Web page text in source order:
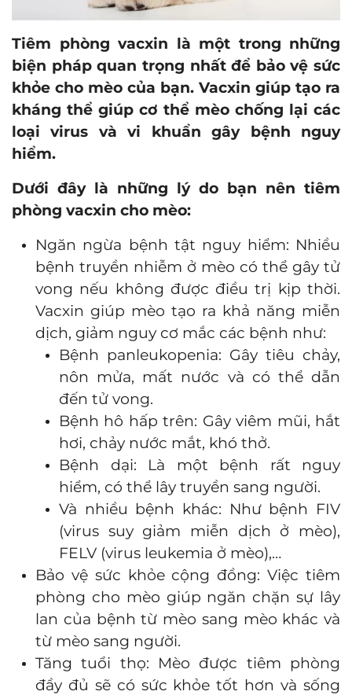
Tiêm phòng vacxin là một trong những
biện pháp quan trọng nhất để bảo vệ sức
khỏe cho mèo của bạn. Vacxin giúp tạo ra
kháng thể giúp cơ thể mèo chống lại các
loại virus và vi khuẩn gây bệnh nguy
hiểm.
Dưới đây là những lý do bạn nên tiêm
phòng vacxin cho mèo:
Ngăn ngừa bệnh tật nguy hiểm: Nhiều
bệnh truyền nhiễm ở mèo có thể gây tử
vong nếu không được điều trị kịp thời.
Vacxin giúp mèo tạo ra khả năng miễn
dịch, giảm nguy cơ mắc các bệnh như:
Bệnh panleukopenia: Gây tiêu chảy,
nôn mửa, mất nước và có thể dẫn
đến tử vong.
Bệnh hô hấp trên: Gây viêm mũi, hắt
hơi, chảy nước mắt, khó thở.
Bệnh dại: Là một bệnh rất nguy
hiểm, có thể lây truyền sang người.
Và nhiều bệnh khác: Như bệnh FIV
(virus suy giảm miễn dịch ở mèo),
FELV (virus leukemia ở mèo),…
Bảo vệ sức khỏe cộng đồng: Việc tiêm
phòng cho mèo giúp ngăn chặn sự lây
lan của bệnh từ mèo sang mèo khác và
từ mèo sang người.
Tăng tuổi thọ: Mèo được tiêm phòng
đầy đủ sẽ có sức khỏe tốt hơn và sống